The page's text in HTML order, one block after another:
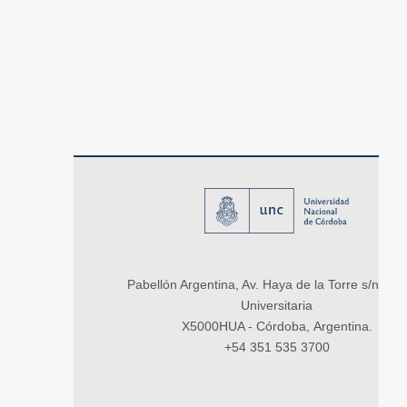
Pabellón Argentina, Av. Haya de la Torre s/n,
Universitaria
X5000HUA - Córdoba, Argentina.
+54 351 535 3700